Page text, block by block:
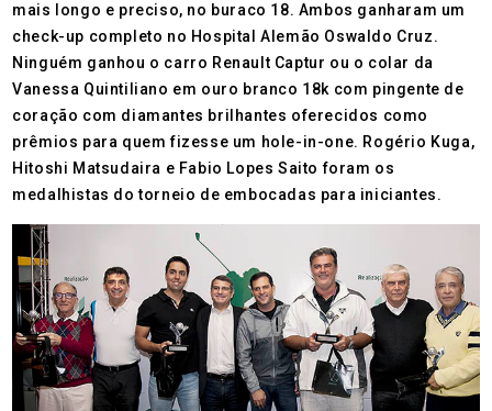
mais longo e preciso, no buraco 18. Ambos ganharam um
check-up completo no Hospital Alemão Oswaldo Cruz.
Ninguém ganhou o carro Renault Captur ou o colar da
Vanessa Quintiliano em ouro branco 18k com pingente de
coração com diamantes brilhantes oferecidos como
prêmios para quem fizesse um hole-in-one. Rogério Kuga,
Hitoshi Matsudaira e Fabio Lopes Saito foram os
medalhistas do torneio de embocadas para iniciantes.